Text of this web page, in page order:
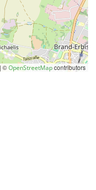
©OpenStreetMapcontributors